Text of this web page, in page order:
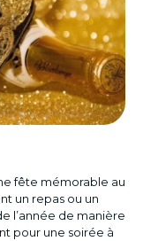
fête mémorable au
un repas ou un
l’année de manière
pour une soirée à